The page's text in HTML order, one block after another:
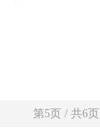
第5页 / 共6页